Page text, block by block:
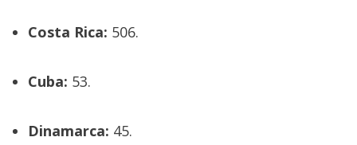
Costa Rica: 506.
Cuba: 53.
Dinamarca: 45.